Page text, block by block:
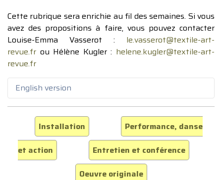
Cette rubrique sera enrichie au fil des semaines. Si vous
avez des propositions à faire, vous pouvez contacter
Louise-Emma Vasserot : le.vasserot@textile-art-
revue.fr ou Hélène Kugler : helene.kugler@textile-art-
revue.fr
English version
Installation
Performance, danse
et action
Entretien et conférence
Oeuvre originale